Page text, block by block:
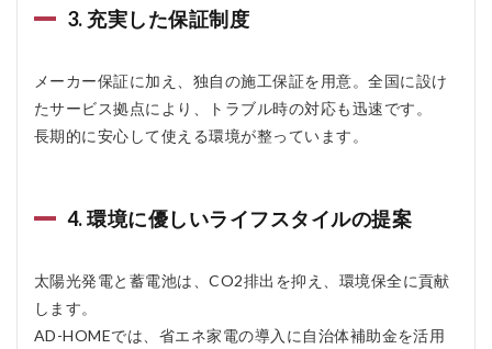
の仕
組み
AD-
HOME
のメリ
ット、
4.1
デメ
リッ
3. 充実した保証制度
メーカー保証に加え、独自の施工保証を用意。全国に設け
たサービス拠点により、トラブル時の対応も迅速です。
長期的に安心して使える環境が整っています。
4. 環境に優しいライフスタイルの提案
太陽光発電と蓄電池は、CO2排出を抑え、環境保全に貢献
します。
AD-HOMEでは、省エネ家電の導入に自治体補助金を活用